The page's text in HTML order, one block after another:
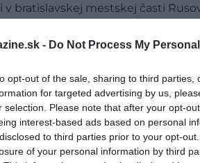
- Do Not Process My
opt-out of the sale, sharing to third
for targeted advertising by us,
selection. Please note that after your opt-
interest-based ads based on personal
to third parties prior to your opt-
of your personal information by third
bratislavskej mestskej časti
za uhorského panovníka
stojí impozantný Dóm sv.
pri prehliadke mesta využiť
Petržalky k masívnym